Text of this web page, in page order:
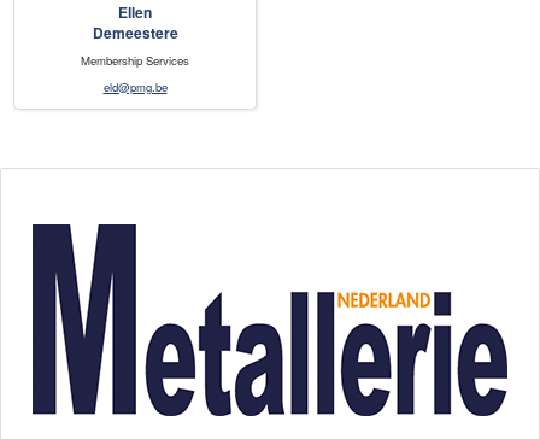
Ellen
Demeestere
Membership Services
eld@pmg.be